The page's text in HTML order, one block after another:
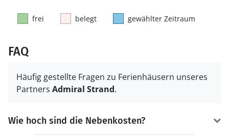
frei belegt gewählter Zeitraum
FAQ
Häufig gestellte Fragen zu Ferienhäusern unseres
Partners Admiral Strand.
Wie hoch sind die Nebenkosten?